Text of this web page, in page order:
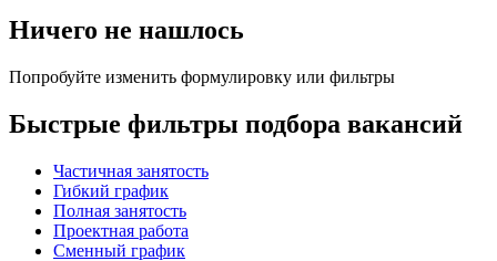
Ничего не нашлось
Попробуйте изменить формулировку или фильтры
Быстрые фильтры подбора вакансий
Частичная занятость
Гибкий график
Полная занятость
Проектная работа
Сменный график